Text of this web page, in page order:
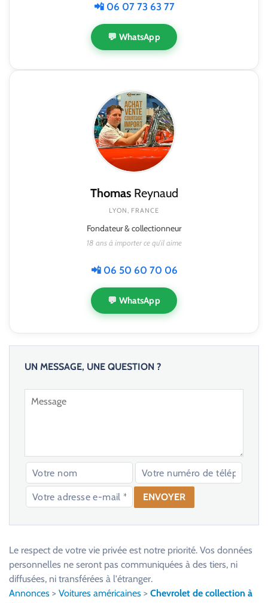
📲 06 07 73 63 77
💬 WhatsApp
ThomasReynaud
LYON, FRANCE
Fondateur & collectionneur
18 ans à importer ce qu'il aime
📲 06 50 60 70 06
💬 WhatsApp
UN MESSAGE, UNE QUESTION ?
Le respect de votre vie privée est notre priorité. Vos données
personnelles ne seront pas communiquées à des tiers, ni
diffusées, ni transférées à l'étranger.
Annonces > Voitures américaines > Chevrolet de collection à